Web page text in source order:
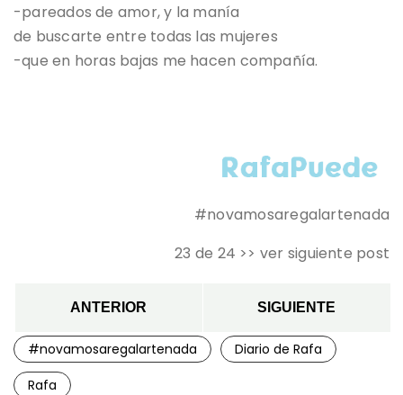
-pareados de amor, y la manía
de buscarte entre todas las mujeres
-que en horas bajas me hacen compañía.
#novamosaregalartenada
23 de 24 >> ver siguiente post
ANTERIOR SIGUIENTE
#novamosaregalartenada
Diario de Rafa
Rafa